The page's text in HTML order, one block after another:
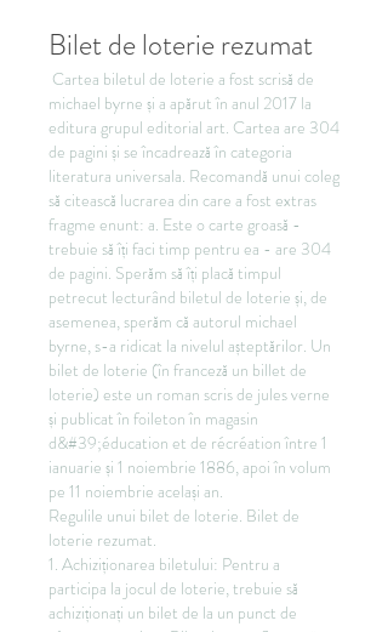
Bilet de loterie rezumat
michael byrne și a apărut în anul 2017 la
editura grupul editorial art. Cartea are 304
de pagini și se încadrează în categoria
literatura universala. Recomandă unui coleg
să citească lucrarea din care a fost extras
fragme enunt: a. Este o carte groasă -
trebuie să îți faci timp pentru ea - are 304
de pagini. Sperăm să îți placă timpul
petrecut lecturând biletul de loterie și, de
asemenea, sperăm că autorul michael
byrne, s-a ridicat la nivelul așteptărilor. Un
bilet de loterie (în franceză un billet de
loterie) este un roman scris de jules verne
și publicat în foileton în magasin
d&#39;éducation et de récréation între 1
ianuarie și 1 noiembrie 1886, apoi în volum
pe 11 noiembrie același an.
Regulile unui bilet de loterie. Bilet de
loterie rezumat.
1. Achiziționarea biletului: Pentru a
participa la jocul de loterie, trebuie să
achiziționați un bilet de la un punct de